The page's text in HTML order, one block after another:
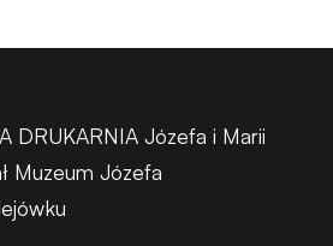
DRUKARNIA Józefa i Marii
Muzeum Józefa